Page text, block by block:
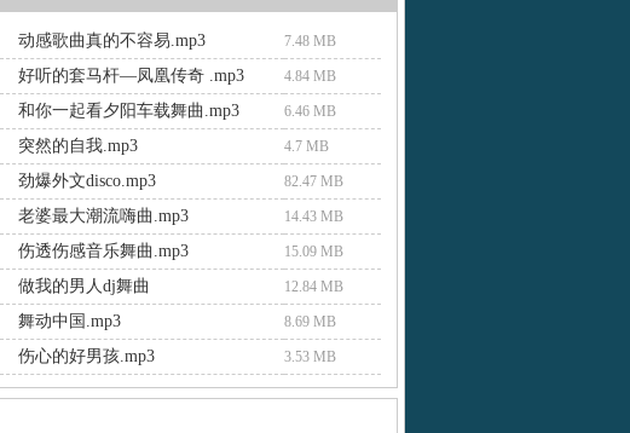
动感歌曲真的不容易.mp3 7.48 MB
好听的套马杆—凤凰传奇 .mp3 4.84 MB
和你一起看夕阳车载舞曲.mp3 6.46 MB
突然的自我.mp3 4.7 MB
劲爆外文disco.mp3 82.47 MB
老婆最大潮流嗨曲.mp3 14.43 MB
伤透伤感音乐舞曲.mp3 15.09 MB
做我的男人dj舞曲 12.84 MB
舞动中国.mp3 8.69 MB
伤心的好男孩.mp3 3.53 MB